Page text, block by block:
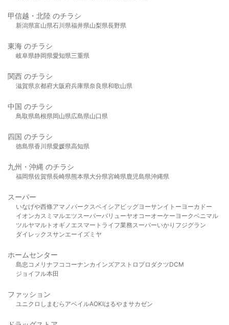
甲信越・北陸 のチラシ
新潟県富山県石川県福井県山梨県長野県
東海 のチラシ
岐阜県静岡県愛知県三重県
関西 のチラシ
滋賀県京都府大阪府兵庫県奈良県和歌山県
中国 のチラシ
鳥取県島根県岡山県広島県山口県
四国 のチラシ
徳島県香川県愛媛県高知県
九州・沖縄 のチラシ
福岡県佐賀県長崎県熊本県大分県宮崎県鹿児島県沖縄県
スーパー
いなげや西條アマノパークスベイシア ビッグヨーサンイトーヨーカドー
イオンカスミ マルエツスーパーバリューヤオコーオーケー ヨークベニマル
ツルヤマルト オギノ エスマート ライフ業務スーパーいかり フジグラン
ダイレックスサンエーイズミヤ
ホームセンター
島忠 コメリ ナフコ コーナンカインズアストロプロダクツDCM
ジョイフル本田
ファッション
ユニクロ しまむら アベイルAOKIはるやま サカゼン